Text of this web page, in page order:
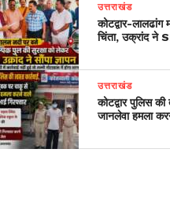
उत्तराखंड
​कोटद्वार-
चिंता, उक्रांद ने
उत्तराखंड
कोटद्वार पुलिस
जानलेवा हमला